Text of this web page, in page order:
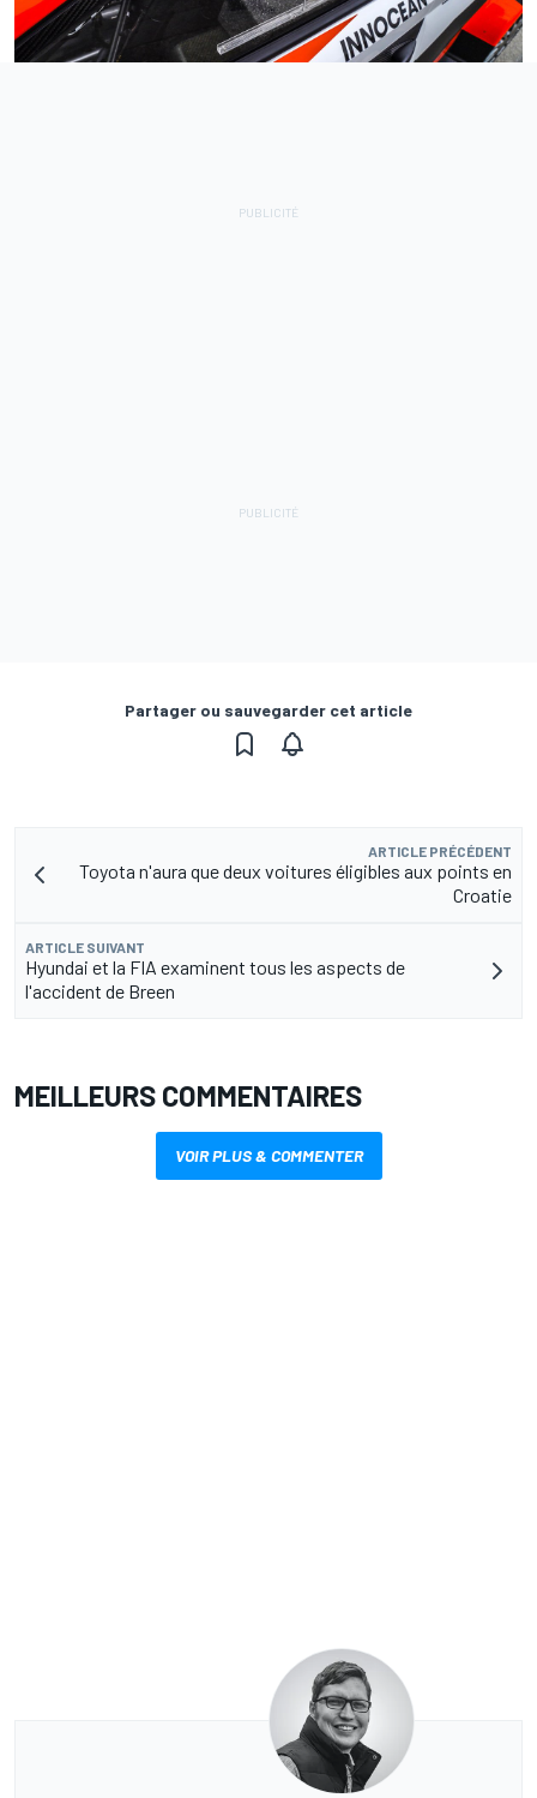
Partager ou sauvegarder cet article
ARTICLE PRÉCÉDENT
Toyota n'aura que deux voitures éligibles aux points en
Croatie
ARTICLE SUIVANT
Hyundai et la FIA examinent tous les aspects de
l'accident de Breen
MEILLEURS COMMENTAIRES
VOIR PLUS & COMMENTER